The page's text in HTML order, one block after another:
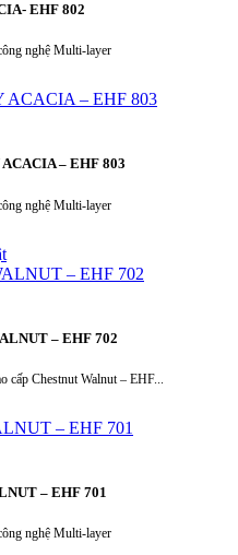
EHF 802
nghệ Multi-layer
ACACIA – EHF 803
– EHF 803
nghệ Multi-layer
– EHF 702
– EHF 702
cấp Chestnut Walnut – EHF...
– EHF 701
– EHF 701
nghệ Multi-layer